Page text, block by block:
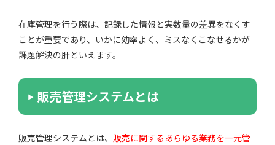
在庫管理を行う際は、記録した情報と実数量の差異をなくす
ことが重要であり、いかに効率よく、ミスなくこなせるかが
課題解決の肝といえます。
販売管理システムとは
販売管理システムとは、 販売に関するあらゆる業務を一元管